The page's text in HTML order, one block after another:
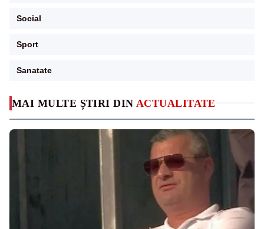
MAI MULTE ȘTIRI DIN ACTUALITATE
Social
Sport
Sanatate